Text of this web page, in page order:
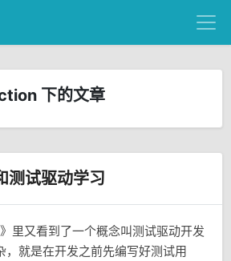
下的文章
测试驱动学习
里又看到了一个概念叫测试驱动开发
，就是在开发之前先编写好测试用